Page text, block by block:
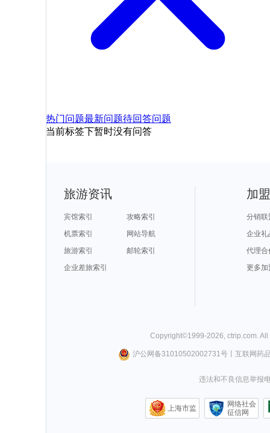
热门问题最新问题待回答问题
当前标签下暂时没有问答
旅游资讯
宾馆索引
攻略索引
机票索引
网站导航
旅游索引
邮轮索引
企业差旅索引
加
分销联
企业礼
代理合
更多加
Copyright©1999-2026, ctrip.com.
沪公网备31010502002731号丨 互联网药
违法和不良信息举报
上海市监
网络社会
征信网